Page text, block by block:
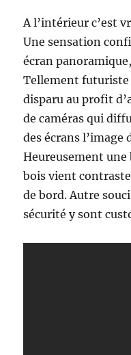
A l’intérieur c’est
Une sensation
écran
Tellement futuriste
disparu au profit
de caméras qui
des écrans l’image
Heureusement une
bois vient
de bord. Autre
sécurité y sont